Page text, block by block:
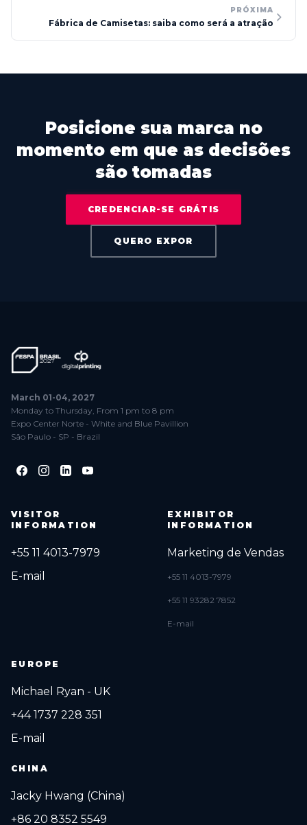
PRÓXIMA
Fábrica de Camisetas: saiba como será a atração
Posicione sua marca no
momento em que as decisões
são tomadas
CREDENCIAR-SE GRÁTIS
QUERO EXPOR
March 01-04, 2027
Monday to Thursday, From 1 pm to 8 pm
Expo Center Norte - White and Blue Pavillion
São Paulo - SP - Brazil
VISITOR
INFORMATION
+55 11 4013-7979
E-mail
EXHIBITOR
INFORMATION
Marketing de Vendas
+55 11 4013-7979
+55 11 93282 7852
E-mail
EUROPE
Michael Ryan - UK
+44 1737 228 351
E-mail
CHINA
Jacky Hwang (China)
+86 20 8352 5549